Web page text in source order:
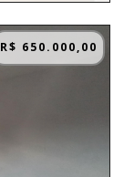
R$ 650.000,00